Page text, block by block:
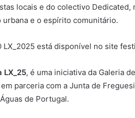
locais e do colectivo Dedicated,
e o espírito comunitário.
LX_2025 está disponível no site
LX_25, é uma iniciativa da Galeria
parceria com a Junta de
de Portugal.